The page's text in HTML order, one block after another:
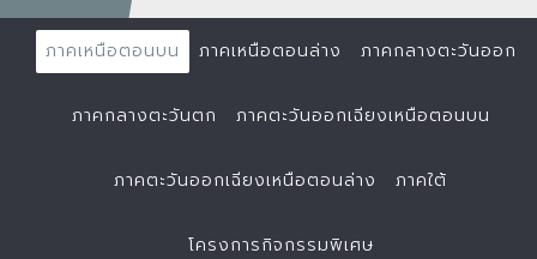
ภาคเหนือตอนบน ภาคเหนือตอนล่าง ภาคกลางตะวันออก
ภาคกลางตะวันตก ภาคตะวันออกเฉียงเหนือตอนบน
ภาคตะวันออกเฉียงเหนือตอนล่าง ภาคใต้
โครงการกิจกรรมพิเศษ